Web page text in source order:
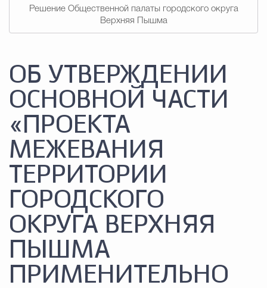
Решение Общественной палаты городского округа
Верхняя Пышма
ОБ УТВЕРЖДЕНИИ
ОСНОВНОЙ ЧАСТИ
«ПРОЕКТА
МЕЖЕВАНИЯ
ТЕРРИТОРИИ
ГОРОДСКОГО
ОКРУГА ВЕРХНЯЯ
ПЫШМА
ПРИМЕНИТЕЛЬНО